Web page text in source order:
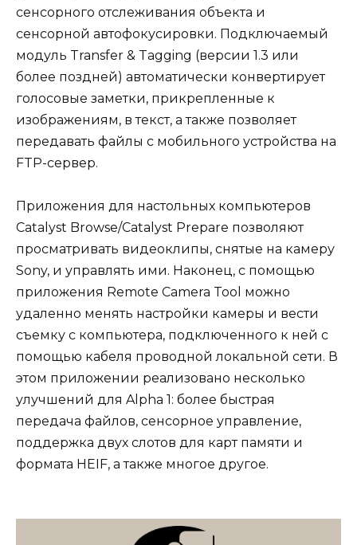
сенсорного отслеживания объекта и
сенсорной автофокусировки. Подключаемый
модуль Transfer & Tagging (версии 1.3 или
более поздней) автоматически конвертирует
голосовые заметки, прикрепленные к
изображениям, в текст, а также позволяет
передавать файлы с мобильного устройства на
FTP-сервер.
Приложения для настольных компьютеров
Catalyst Browse/Catalyst Prepare позволяют
просматривать видеоклипы, снятые на камеру
Sony, и управлять ими. Наконец, с помощью
приложения Remote Camera Tool можно
удаленно менять настройки камеры и вести
съемку с компьютера, подключенного к ней с
помощью кабеля проводной локальной сети. В
этом приложении реализовано несколько
улучшений для Alpha 1: более быстрая
передача файлов, сенсорное управление,
поддержка двух слотов для карт памяти и
формата HEIF, а также многое другое.